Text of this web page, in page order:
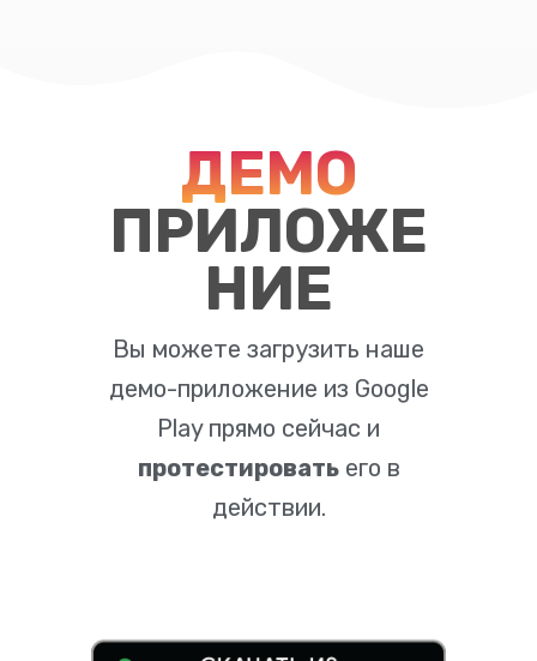
ДЕМО
ПРИЛОЖЕ
НИЕ
Вы можете загрузить наше
демо-приложение из Google
Play прямо сейчас и
протестироватьего в
действии.